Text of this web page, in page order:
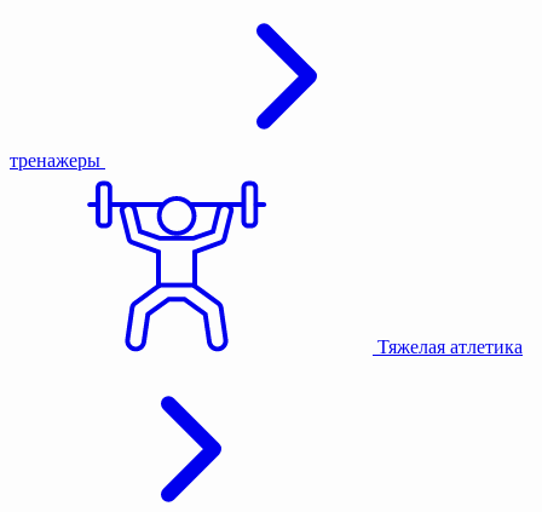
тренажеры
Тяжелая атлетика